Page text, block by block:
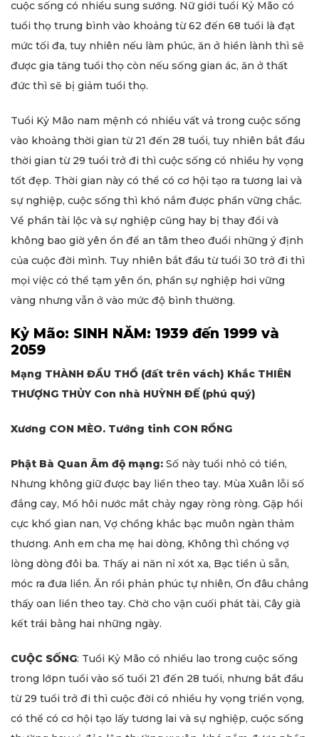
cuộc sống có nhiều sung sướng. Nữ giới tuổi Kỷ Mão có
tuổi thọ trung bình vào khoảng từ 62 đến 68 tuổi là đạt
mức tối đa, tuy nhiên nếu làm phúc, ăn ở hiền lành thì sẽ
được gia tăng tuổi thọ còn nếu sống gian ác, ăn ở thất
đức thì sẽ bị giảm tuổi thọ.
Tuổi Kỷ Mão nam mệnh có nhiều vất vả trong cuộc sống
vào khoảng thời gian từ 21 đến 28 tuổi, tuy nhiên bắt đầu
thời gian từ 29 tuổi trở đi thì cuộc sống có nhiều hy vọng
tốt đẹp. Thời gian này có thể có cơ hội tạo ra tương lai và
sự nghiệp, cuộc sống thì khó nắm được phần vững chắc.
Về phần tài lộc và sự nghiệp cũng hay bị thay đổi và
không bao giờ yên ổn để an tâm theo đuổi những ý định
của cuộc đời mình. Tuy nhiên bắt đầu từ tuổi 30 trở đi thì
mọi việc có thể tạm yên ổn, phần sự nghiệp hơi vững
vàng nhưng vẫn ở vào mức độ bình thường.
Kỷ Mão: SINH NĂM: 1939 đến 1999 và
2059
Mạng THÀNH ĐẦU THỔ (đất trên vách) Khắc THIÊN
THƯỢNG THỦY Con nhà HUỲNH ĐẾ (phú quý)
Xương CON MÈO. Tướng tinh CON RỒNG
Phật Bà Quan Âm độ mạng: Số này tuổi nhỏ có tiền,
Nhưng không giữ được bay liền theo tay. Mùa Xuân lỗi số
đắng cay, Mồ hôi nước mắt chảy ngay ròng ròng. Gặp hồi
cực khổ gian nan, Vợ chồng khắc bạc muôn ngàn thảm
thương. Anh em cha mẹ hai dòng, Không thì chồng vợ
lòng dòng đôi ba. Thấy ai năn nỉ xót xa, Bạc tiền ủ sẵn,
móc ra đưa liền. Ăn rồi phản phúc tự nhiên, Ơn đâu chẳng
thấy oan liền theo tay. Chờ cho vận cuối phát tài, Cây già
kết trái bằng hai những ngày.
CUỘC SỐNG: Tuổi Kỷ Mão có nhiều lao trong cuộc sống
trong lớpn tuổi vào số tuổi 21 đến 28 tuổi, nhưng bắt đầu
từ 29 tuổi trở đi thì cuộc đời có nhiều hy vọng triển vọng,
có thể có cơ hội tạo lấy tương lai và sự nghiệp, cuộc sống